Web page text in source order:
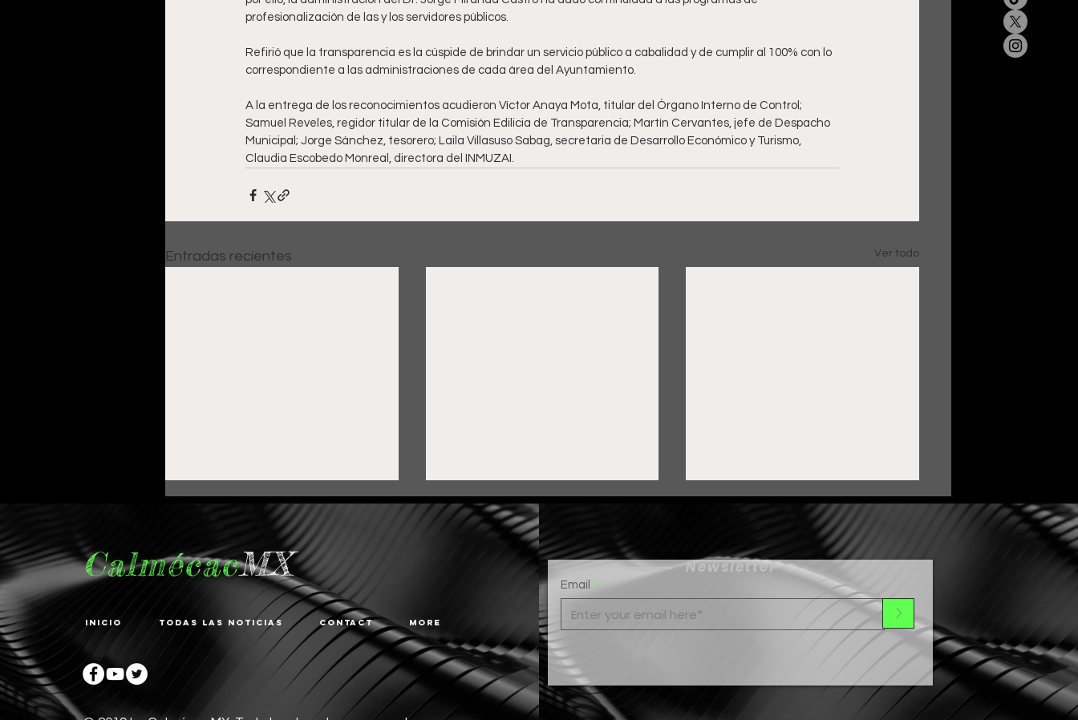
profesionalización de las y los servidores públicos.
Refirió que la transparencia es la cúspide de brindar un servicio público a cabalidad y de cumplir al 100% con lo
correspondiente a las administraciones de cada área del Ayuntamiento.
A la entrega de los reconocimientos acudieron Víctor Anaya Mota, titular del Órgano Interno de Control;
Samuel Reveles, regidor titular de la Comisión Edilicia de Transparencia; Martín Cervantes, jefe de Despacho
Municipal; Jorge Sánchez, tesorero; Laila Villasuso Sabag, secretaria de Desarrollo Económico y Turismo,
Claudia Escobedo Monreal, directora del INMUZAI.
Entradas recientes Ver todo
Fortalece Gobierno de
Pepe Saldívar la
educación en La
Gobierno de Pepe Saldívar
y grupo FEMSA generan
más de 3 mil empleos en
Guadalupe
Fortalece Zacatecas lazos
Hermanamiento Cultural
rumbo al Festival de Día
CalmécacMX
Inicio Todas las noticias Contact More
Newsletter
Email
>